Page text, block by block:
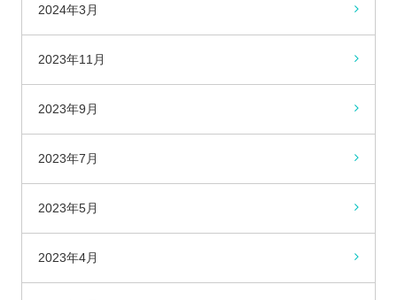
2024年3月
2023年11月
2023年9月
2023年7月
2023年5月
2023年4月